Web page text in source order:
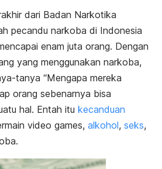
dari Badan Narkotika
pecandu narkoba di Indonesia
enam juta orang. Dengan
yang menggunakan narkoba,
tanya “Mengapa mereka
orang sebenarnya bisa
hal. Entah itu kecanduan
video games, alkohol, seks,